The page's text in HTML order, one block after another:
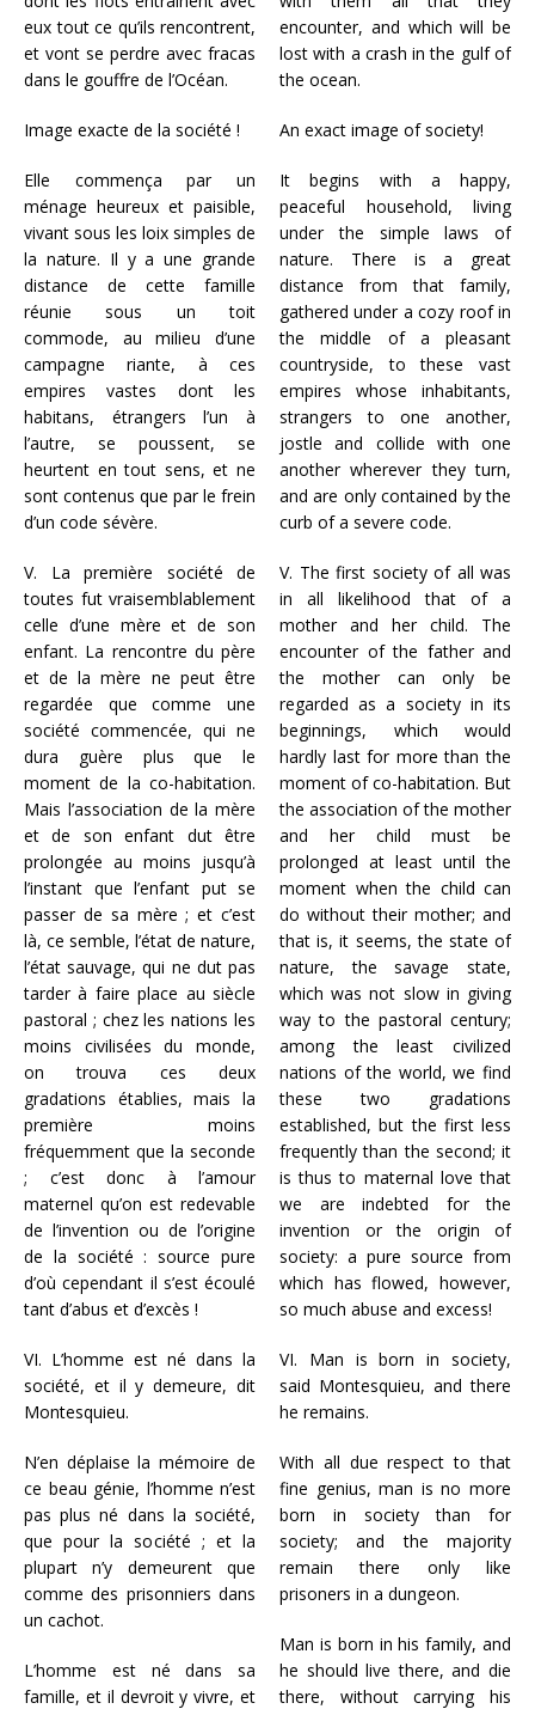
eux tout ce qu’ils rencontrent,
et vont se perdre avec fracas
dans le gouffre de l’Océan.
Image exacte de la société !
Elle commença par un
ménage heureux et paisible,
vivant sous les loix simples de
la nature. Il y a une grande
distance de cette famille
réunie sous un toit
commode, au milieu d’une
campagne riante, à ces
empires vastes dont les
habitans, étrangers l’un à
l’autre, se poussent, se
heurtent en tout sens, et ne
sont contenus que par le frein
d’un code sévère.
encounter, and which will be
lost with a crash in the gulfof
the ocean.
An exact image of society!
It begins with a happy,
peaceful household, living
under the simple laws of
nature. There is a great
distance from that family,
gathered under a cozy roof in
the middle of a pleasant
countryside, to these vast
empires whose inhabitants,
strangers to one another,
jostle and collide with one
another wherever they turn,
and are only contained by the
curb of a severe code.
V. La première société de
toutes fut vraisemblablement
celle d’une mère et de son
enfant. La rencontre du père
et de la mère ne peut être
regardée que comme une
société commencée, qui ne
dura guère plus que le
moment de la co-habitation.
Mais l’association de la mère
et de son enfant dut être
prolongée au moins jusqu’à
l’instant que l’enfant put se
passer de sa mère ; et c’est
là, ce semble, l’état de nature,
l’état sauvage, qui ne dut pas
tarder à faire place au siècle
pastoral ; chez les nations les
moins civilisées du monde,
on trouva ces deux
gradations établies, mais la
première moins
fréquemment que la seconde
; c’est donc à l’amour
maternel qu’on est redevable
de l’invention ou de l’origine
de la société : source pure
d’où cependant il s’est écoulé
tant d’abus et d’excès !
V. The first society of all was
in all likelihood that of a
mother and her child. The
encounter of the father and
the mother can only be
regarded as a society in its
beginnings, which would
hardly last for more than the
moment of co-habitation. But
the association of the mother
and her child must be
prolonged at least until the
moment when the child can
do without their mother; and
that is, it seems, the state of
nature, the savage state,
which was not slow in giving
way to the pastoral century;
among the least civilized
nations of the world, we find
these two gradations
established, but the first less
frequently than the second; it
is thus to maternal love that
we are indebted for the
invention or the origin of
society: a pure source from
which has flowed, however,
so much abuse and excess!
VI. L’homme est né dans la
société, et il y demeure, dit
Montesquieu.
N’en déplaise la mémoire de
ce beau génie, l’homme n’est
pas plus né dans la société,
que pour la société ; et la
plupart n’y demeurent que
comme des prisonniers dans
un cachot.
L’homme est né dans sa
famille, et il devroit y vivre, et
VI. Man is born in society,
said Montesquieu, and there
he remains.
With all due respect to that
fine genius, man is no more
born in society than for
society; and the majority
remain there only like
prisoners in a dungeon.
Man is born in his family, and
he should live there, and die
there, without carrying his